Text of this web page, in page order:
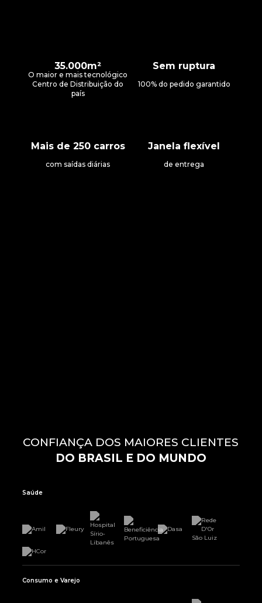
Relatórios por usuário
Relatórios por centro de custo
Tracking de pedidos
35.000m²
O maior e mais tecnológico
Centro de Distribuição do
país
Sem ruptura
100% do pedido garantido
Mais de 250 carros
com saídas diárias
Janela flexível
de entrega
CONFIANÇA DOS MAIORES CLIENTES
DO BRASIL E DO MUNDO
Saúde
Consumo e Varejo